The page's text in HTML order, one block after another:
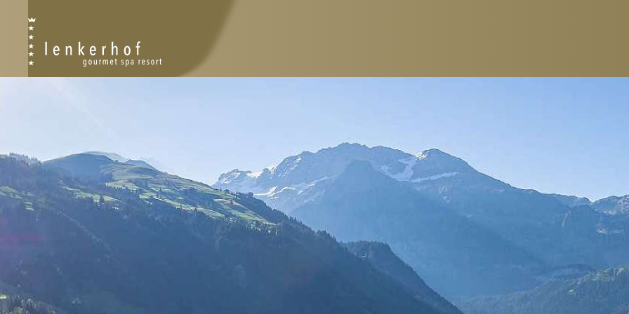
PHILOSOPHIE
GESCHICHTE
NACHHALTIGKEIT
AWARDS
EINZELZIMMER
DOPPELZIMMER
JUNIOR SUITEN
FAMILIENZIMMER
PACKAGES
GOURMET-
BAR & LOUNGE
CIGAR LOUNGE